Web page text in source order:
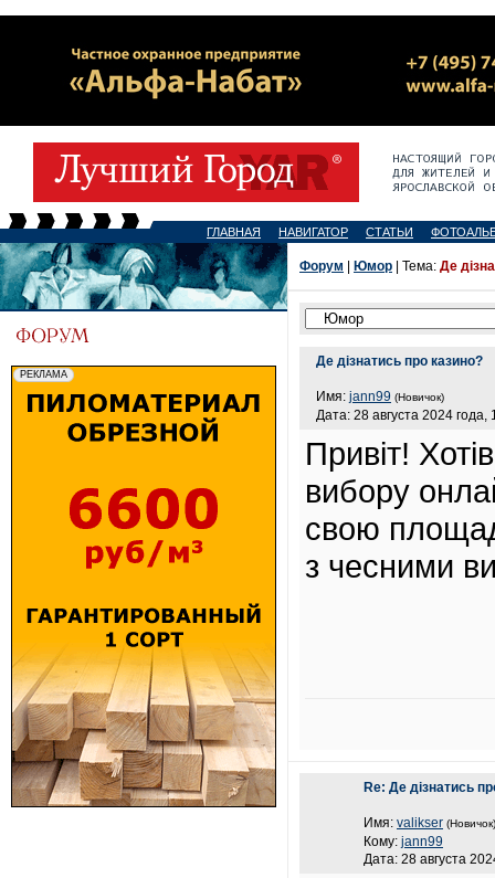
ГЛАВНАЯ НАВИГАТОР СТАТЬИ
Форум Юмор | Тема: Де
Де дізнатись про казино?
Имя: jann99 (Новичок)
Дата: 28 августа 2024 года,
Привіт!
вибору
свою
з чесними
Re: Де дізнатись
Имя: valikser (Новичок)
Кому: jann99
Дата: 28 августа